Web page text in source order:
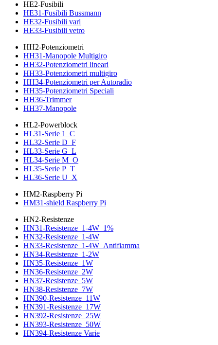
HE2-Fusibili
HE31-Fusibili Bussmann
HE32-Fusibili vari
HE33-Fusibili vetro
HH2-Potenziometri
HH31-Manopole Multigiro
HH32-Potenziometri lineari
HH33-Potenziometri multigiro
HH34-Potenziometri per Autoradio
HH35-Potenziometri Speciali
HH36-Trimmer
HH37-Manopole
HL2-Powerblock
HL31-Serie 1_C
HL32-Serie D_F
HL33-Serie G_L
HL34-Serie M_O
HL35-Serie P_T
HL36-Serie U_X
HM2-Raspberry Pi
HM31-shield Raspberry Pi
HN2-Resistenze
HN31-Resistenze_1-4W_1%
HN32-Resistenze_1-4W
HN33-Resistenze_1-4W_Antifiamma
HN34-Resistenze_1-2W
HN35-Resistenze_1W
HN36-Resistenze_2W
HN37-Resistenze_5W
HN38-Resistenze_7W
HN390-Resistenze_11W
HN391-Resistenze_17W
HN392-Resistenze_25W
HN393-Resistenze_50W
HN394-Resistenze Varie